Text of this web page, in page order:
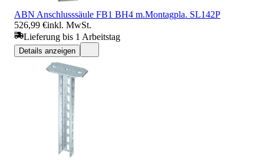
ABN Anschlusssäule FB1 BH4 m.Montagpla. SL142P
526,99 €inkl. MwSt.
Lieferung bis 1 Arbeitstag
Details anzeigen